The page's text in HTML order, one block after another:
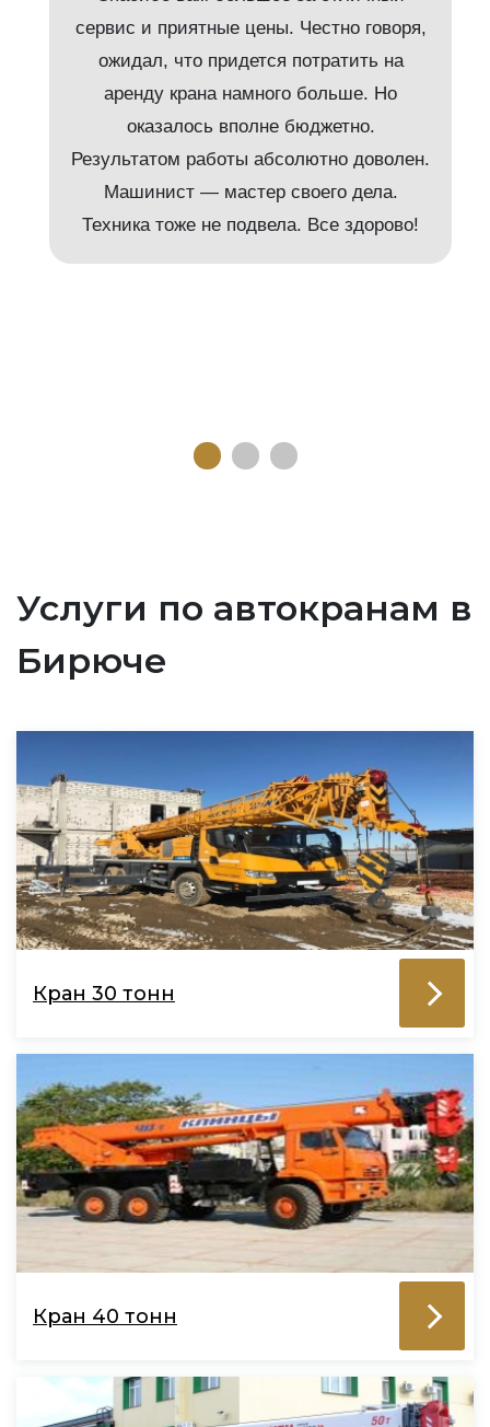
сервис и приятные цены. Честно говоря,
ожидал, что придется потратить на
аренду крана намного больше. Но
оказалось вполне бюджетно.
Результатом работы абсолютно доволен.
Машинист — мастер своего дела.
Техника тоже не подвела. Все здорово!
Услуги по автокранам в
Бирюче
Кран 30 тонн
Кран 40 тонн